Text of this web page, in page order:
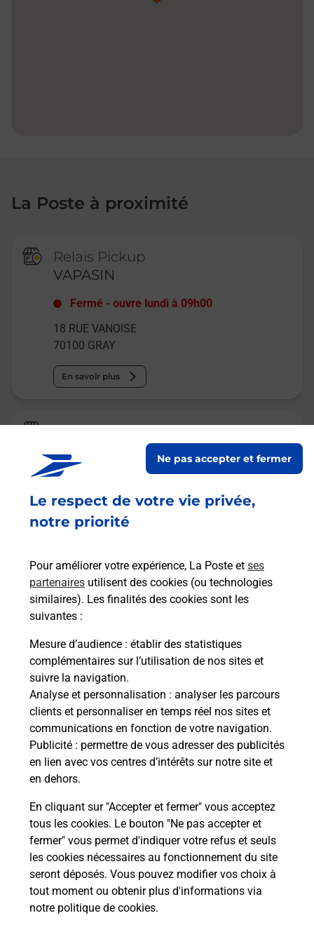
Le respect de votre vie privée,
notre priorité
Pour améliorer votre expérience, La Poste et ses
partenaires utilisent des cookies (ou technologies
similaires). Les finalités des cookies sont les
suivantes :
Mesure d’audience : établir des statistiques
complémentaires sur l’utilisation de nos sites et
suivre la navigation.
Analyse et personnalisation : analyser les parcours
clients et personnaliser en temps réel nos sites et
communications en fonction de votre navigation.
Publicité : permettre de vous adresser des publicités
en lien avec vos centres d’intérêts sur notre site et
en dehors.
En cliquant sur "Accepter et fermer" vous acceptez
tous les cookies. Le bouton "Ne pas accepter et
fermer" vous permet d'indiquer votre refus et seuls
les cookies nécessaires au fonctionnement du site
seront déposés. Vous pouvez modifier vos choix à
tout moment ou obtenir plus d'informations via
notre politique de cookies.
Ne pas accepter et fermer
La Poste à proximité
Relais Pickup
VAPASIN
Fermé -ouvre lundi à 09h00
18 RUE VANOISE
70100 GRAY
En savoir plus
La Poste Agence Communale
GRAY RUE MARCHE MAIRIE
ouvre mardi à 13h00
4 RUE DU MARCHE
70100 GRAY
Malin !
La Poste
en ligne
Ouvert 24h/24
En savoir plus
GRAY
TABAC LE SAINT LAURENT